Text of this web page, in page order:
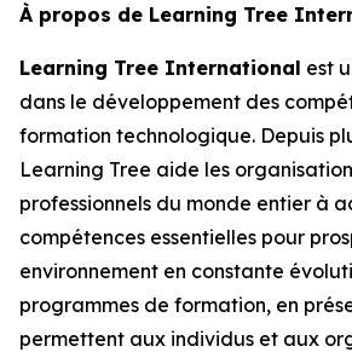
À propos de Learning Tree
Learning Tree International est
dans le développement des
formation technologique. Depuis
Learning Tree aide les
professionnels du monde entier à
compétences essentielles pour
environnement en constante
programmes de formation, en
permettent aux individus et aux